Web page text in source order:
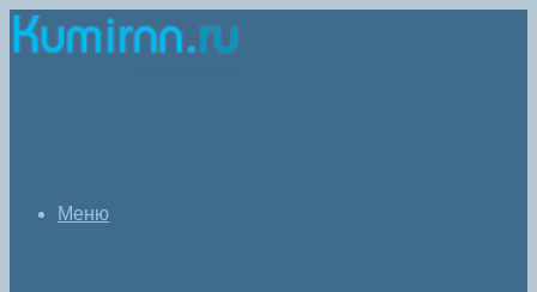
Меню